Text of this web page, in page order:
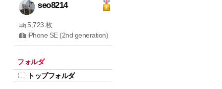
seo8214
5,723 枚
iPhone SE (2nd generation)
フォルダ
トップフォルダ